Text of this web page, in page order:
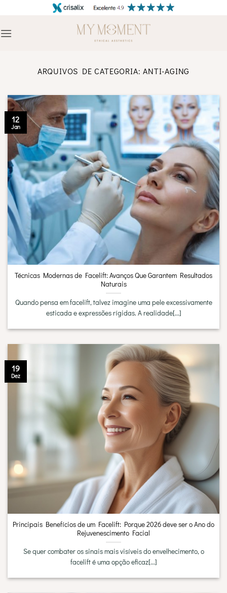
content
ARQUIVOS DE CATEGORIA:ANTI-AGING
Técnicas Modernas de Facelift: Avanços Que Garantem Resultados
Naturais
Quando pensa em facelift, talvez imagine uma pele excessivamente
esticada e expressões rígidas. A realidade[...]
12
Jan
Principais Benefícios de um Facelift: Porque 2026 deve ser o Ano do
Rejuvenescimento Facial
Se quer combater os sinais mais visíveis do envelhecimento, o
facelift é uma opção eficaz[...]
19
Dez